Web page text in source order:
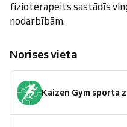
fizioterapeits sastādīs
nodarbībām.
Norises vieta
Kaizen Gym sporta